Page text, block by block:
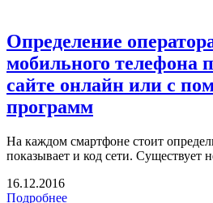
Определение
мобильного телефона
сайте онлайн или с
программ
На каждом смартфоне стоит
показывает и код сети. Существует
16.12.2016
Подробнее